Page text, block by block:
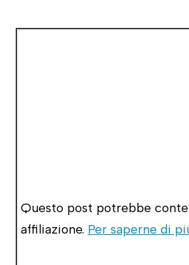
Questo post potrebbe
affiliazione. Per saperne di